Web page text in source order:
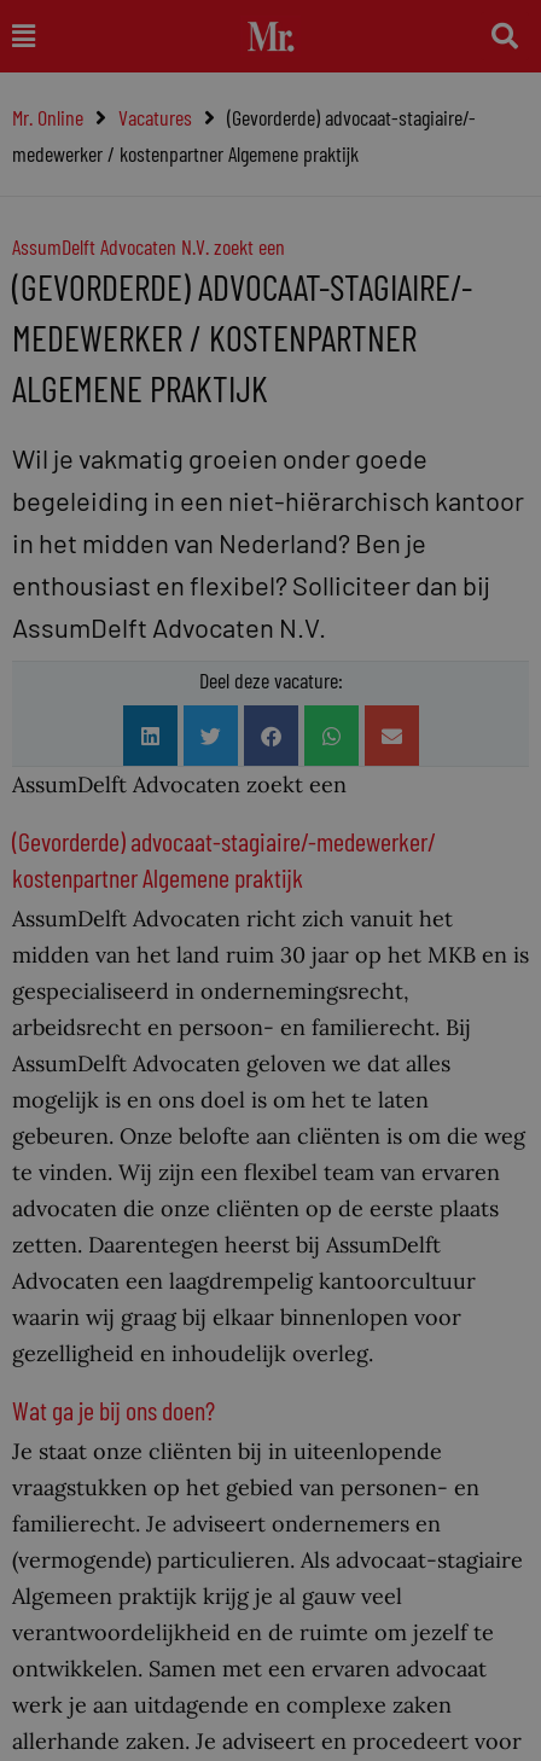
naar
inhoud
Main
Menu
Mr. Online Vacatures
(Gevorderde) advocaat-stagiaire/-
medewerker / kostenpartner Algemene praktijk
AssumDelft Advocaten N.V. zoekt een
(GEVORDERDE) ADVOCAAT-STAGIAIRE/-
MEDEWERKER / KOSTENPARTNER
ALGEMENE PRAKTIJK
Wil je vakmatig groeien onder goede
begeleiding in een niet-hiërarchisch kantoor
in het midden van Nederland? Ben je
enthousiast en flexibel? Solliciteer dan bij
AssumDelft Advocaten N.V.
Deel deze vacature:
AssumDelft Advocaten zoekt een
(Gevorderde) advocaat-stagiaire/-medewerker/
kostenpartner Algemene praktijk
AssumDelft Advocaten richt zich vanuit het
midden van het land ruim 30 jaar op het MKB en is
gespecialiseerd in ondernemingsrecht,
arbeidsrecht en persoon- en familierecht. Bij
AssumDelft Advocaten geloven we dat alles
mogelijk is en ons doel is om het te laten
gebeuren. Onze belofte aan cliënten is om die weg
te vinden. Wij zijn een flexibel team van ervaren
advocaten die onze cliënten op de eerste plaats
zetten. Daarentegen heerst bij AssumDelft
Advocaten een laagdrempelig kantoorcultuur
waarin wij graag bij elkaar binnenlopen voor
gezelligheid en inhoudelijk overleg.
Wat ga je bij ons doen?
Je staat onze cliënten bij in uiteenlopende
vraagstukken op het gebied van personen- en
familierecht. Je adviseert ondernemers en
(vermogende) particulieren. Als advocaat-stagiaire
Algemeen praktijk krijg je al gauw veel
verantwoordelijkheid en de ruimte om jezelf te
ontwikkelen. Samen met een ervaren advocaat
werk je aan uitdagende en complexe zaken
allerhande zaken. Je adviseert en procedeert voor